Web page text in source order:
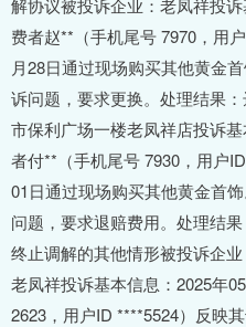
解协议被投诉企业：老凤祥投
费者赵**（手机尾号 7970，用
月28日通过现场购买其他黄金
诉问题，要求更换。处理结果
市保利广场一楼老凤祥店投诉
者付**（手机尾号 7930，用户
01日通过现场购买其他黄金首
问题，要求退赔费用。处理结
终止调解的其他情形被投诉企
老凤祥投诉基本信息：2025年
2623，用户ID ****5524）反映